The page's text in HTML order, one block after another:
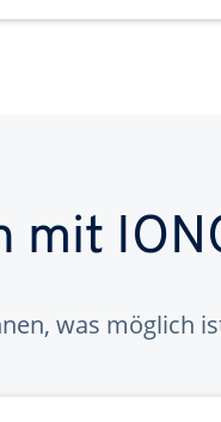
mit
was möglich